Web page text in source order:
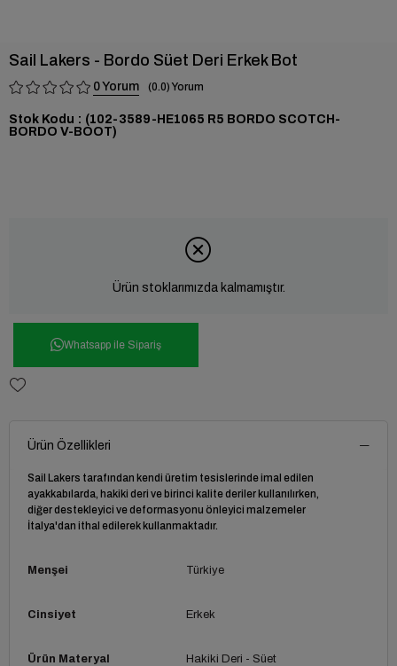
Sail Lakers - Bordo Süet Deri Erkek Bot
0 0.0
Stok Kodu
(102-3589-HE1065 R5 BORDO SCOTCH-
BORDO V-BOOT)
Ürün stoklarımızda kalmamıştır.
Whatsapp ile Sipariş
Ürün Özellikleri
Sail Lakers tarafından kendi üretim tesislerinde imal edilen
ayakkabılarda, hakiki deri ve birinci kalite deriler kullanılırken,
diğer destekleyici ve deformasyonu önleyici malzemeler
İtalya'dan ithal edilerek kullanmaktadır.
Menşei Türkiye
Cinsiyet Erkek
Ürün Materyal Hakiki Deri - Süet